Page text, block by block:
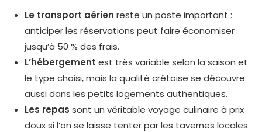
Le transport aérien reste un poste important :
anticiper les réservations peut faire économiser
jusqu’à 50 % des frais.
L’hébergement est très variable selon la saison et
le type choisi, mais la qualité crétoise se découvre
aussi dans les petits logements authentiques.
Les repas sont un véritable voyage culinaire à prix
doux si l’on se laisse tenter par les tavernes locales